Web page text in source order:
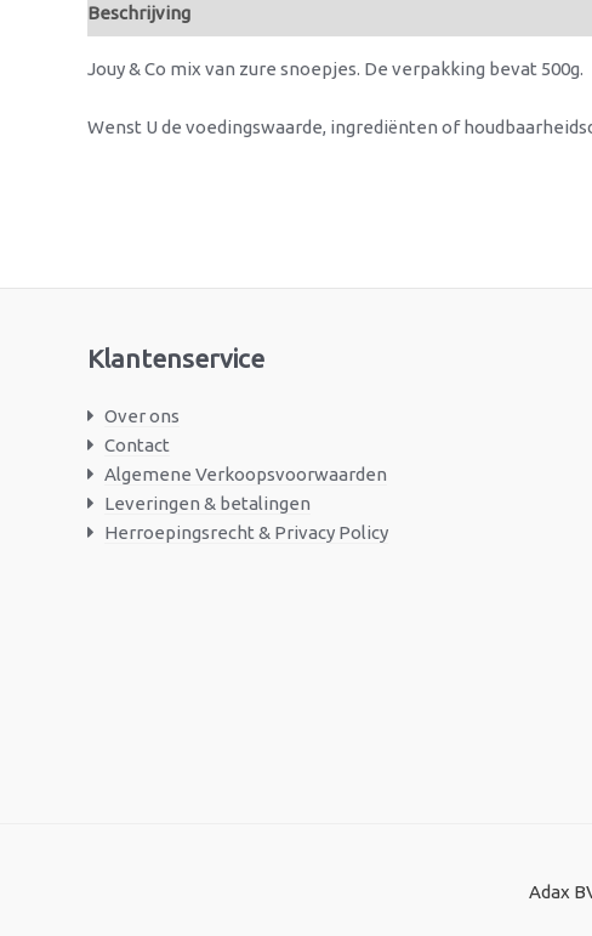
Beschrijving
Jouy & Co mix van zure snoepjes. De verpakking bevat 500g.
Wenst U de voedingswaarde, ingrediënten of
Klantenservice
Over ons
Contact
Algemene Verkoopsvoorwaarden
Leveringen & betalingen
Herroepingsrecht & Privacy Policy
Adax